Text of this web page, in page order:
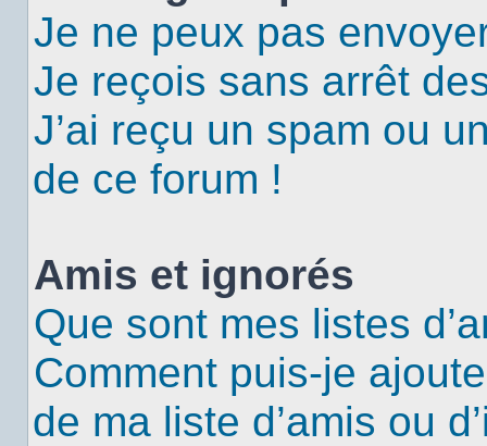
Je ne peux pas
Je reçois sans arrêt
J’ai reçu un spam ou
de ce forum !
Amis et ignorés
Que sont mes listes
Comment puis-je
de ma liste d’amis ou